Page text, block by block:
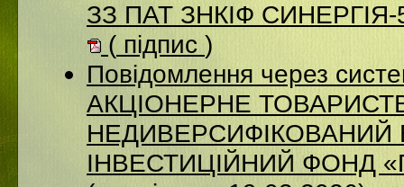
ЗЗ ПАТ ЗНКІФ СИНЕРГІЯ-
( підпис )
Повідомлення через
АКЦІОНЕРНЕ
ІНВЕСТИЦІЙНИЙ ФОНД